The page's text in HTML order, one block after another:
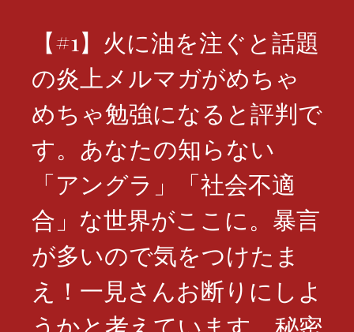
【#1】火に油を注ぐと話題
の炎上メルマガがめちゃ
めちゃ勉強になると評判で
す。あなたの知らない
「アングラ」「社会不適
合」な世界がここに。暴言
が多いので気をつけたま
え！一見さんお断りにしよ
うかと考えています。秘密